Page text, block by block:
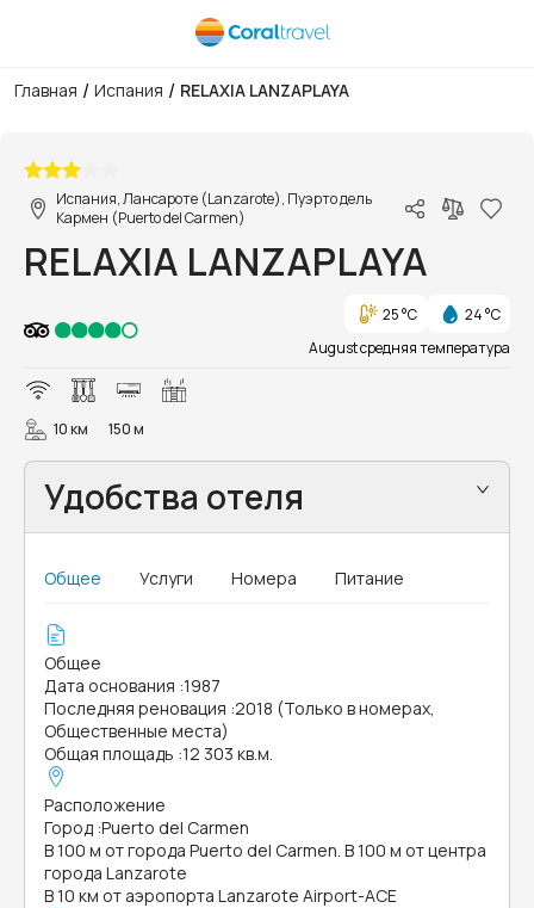
Главная / Испания / RELAXIA LANZAPLAYA
Испания, Лансароте (Lanzarote), Пуэрто дель
Кармен (Puerto del Carmen)
RELAXIA LANZAPLAYA
25 °C
24 °C
August средняя температура
10 км 150 м
Удобства отеля
Общее Услуги Номера Питание
Общее
Дата основания :1987
Последняя реновация :2018 (Только в номерах,
Общественные места)
Общая площадь :12 303 кв.м.
Расположение
Город :Puerto del Carmen
В 100 м от города Puerto del Carmen. В 100 м от центра
города Lanzarote
В 10 км от аэропорта Lanzarote Airport-ACE